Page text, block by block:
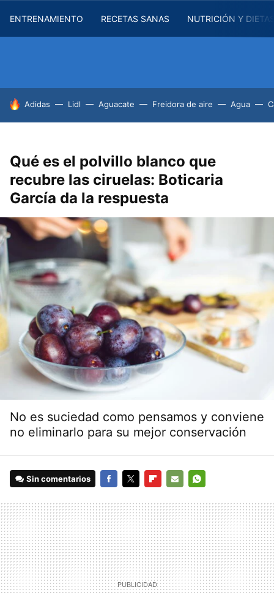
ENTRENAMIENTO RECETAS SANAS NUTRICIÓN Y
HOY SE HABLA DE
Adidas Lidl Aguacate Freidora de aire Agua
Qué es el polvillo blanco que
recubre las ciruelas: Boticaria
García da la respuesta
No es suciedad como pensamos y conviene
no eliminarlo para su mejor conservación
Sin comentarios
MAIL